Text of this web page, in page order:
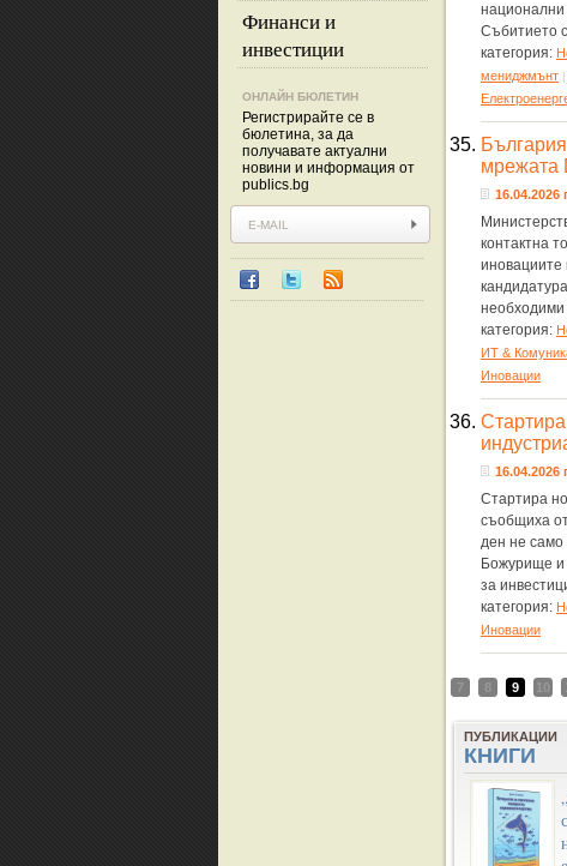
Финанси и
инвестиции
ОНЛАЙН БЮЛЕТИН
Регистрирайте се в
бюлетина, за да
получавате актуални
новини и информация от
publics.bg
национални
Събитието
категория:
мениджмънт |
35.
мрежата
16.04.2026
контактна
иновациите
необходими
категория:
ИТ &
Иновации
36.
16.04.2026
Стартира
съобщиха
ден не само
Божурище и
за
категория:
Иновации
7 8 9 10
ПУБЛИКАЦИИ
КНИГИ